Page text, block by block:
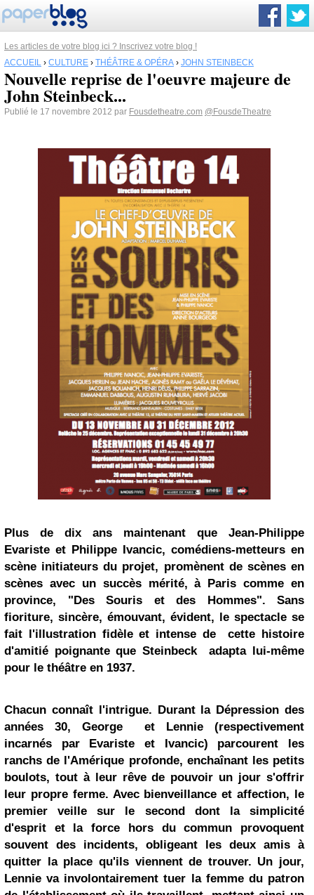
Les articles de votre blog ici ? Inscrivez votre blog !
ACCUEIL › CULTURE › THÉÂTRE & OPÉRA › JOHN STEINBECK
Nouvelle reprise de l'oeuvre majeure de
John Steinbeck...
Publié le 17 novembre 2012 par Fousdetheatre.com @FousdeTheatre
Plus de dix ans maintenant que Jean-Philippe
Evariste et Philippe Ivancic, comédiens-metteurs en
scène initiateurs du projet, promènent de scènes en
scènes avec un succès mérité, à Paris comme en
province, "Des Souris et des Hommes". Sans
fioriture, sincère, émouvant, évident, le spectacle se
fait l'illustration fidèle et intense de cette histoire
d'amitié poignante que Steinbeckadapta lui-même
pour le théâtre en 1937.
Chacun connaît l'intrigue. Durant la Dépression des
années 30, George et Lennie (respectivement
incarnés par Evariste et Ivancic) parcourent les
ranchs de l'Amérique profonde, enchaînant les petits
boulots, tout à leur rêve de pouvoir un jour s'offrir
leur propre ferme. Avec bienveillance et affection, le
premier veille sur le second dont la simplicité
d'esprit et la force hors du commun provoquent
souvent des incidents, obligeant les deux amis à
quitter la place qu'ils viennent de trouver. Un jour,
Lennie va involontairement tuer la femme du patron